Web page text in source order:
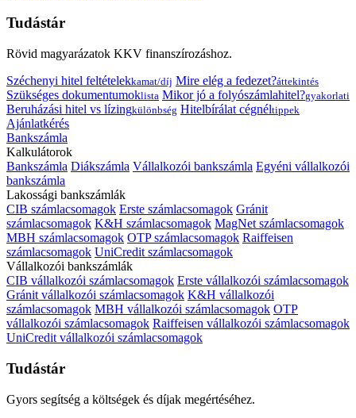
Tudástár
Rövid magyarázatok KKV finanszírozáshoz.
Széchenyi hitel feltételekkamat/díj Mire elég a fedezet?áttekintés
Szükséges dokumentumoklista Mikor jó a folyószámlahitel?gyakorlati
Beruházási hitel vs lízingkülönbség Hitelbírálat cégnéltippek
Ajánlatkérés
Bankszámla
Kalkulátorok
Bankszámla Diákszámla Vállalkozói bankszámla Egyéni vállalkozói
bankszámla
Lakossági bankszámlák
CIB számlacsomagok Erste számlacsomagok Gránit
számlacsomagok K&H számlacsomagok MagNet számlacsomagok
MBH számlacsomagok OTP számlacsomagok Raiffeisen
számlacsomagok UniCredit számlacsomagok
Vállalkozói bankszámlák
CIB vállalkozói számlacsomagok Erste vállalkozói számlacsomagok
Gránit vállalkozói számlacsomagok K&H vállalkozói
számlacsomagok MBH vállalkozói számlacsomagok OTP
vállalkozói számlacsomagok Raiffeisen vállalkozói számlacsomagok
UniCredit vállalkozói számlacsomagok
Tudástár
Gyors segítség a költségek és díjak megértéséhez.